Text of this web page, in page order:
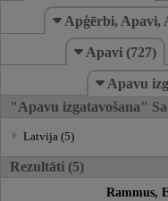
Apģērbi, Apavi,
Apavi (727)
Apavu
"Apavu izgatavošana"
Latvija (5)
Rezultāti (5)
Rammus,